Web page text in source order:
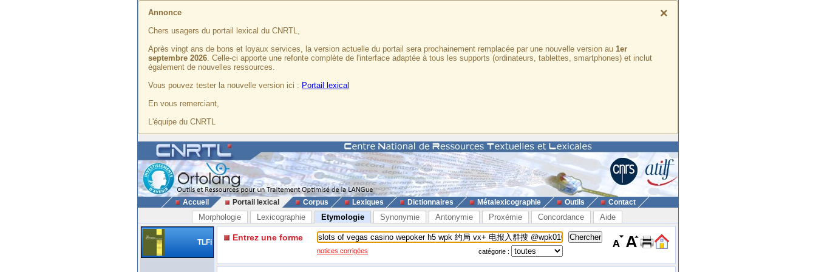
×
Annonce
Chers usagers du portail lexical du CNRTL,
Après vingt ans de bons et loyaux services, la version actuelle du portail sera prochainement remplacée par une nouvelle version au 1er
septembre 2026. Celle-ci apporte une refonte complète de l'interface adaptée à tous les supports (ordinateurs, tablettes, smartphones) et inclut
également de nouvelles ressources.
Vous pouvez tester la nouvelle version ici : Portail lexical
En vous remerciant,
L'équipe du CNRTL
Accueil Portail lexical Corpus Lexiques Dictionnaires Métalexicographie Outils Contact
Morphologie Lexicographie Etymologie Synonymie Antonymie Proxémie Concordance Aide
TLFi Entrez une forme
notices corrigées catégorie :